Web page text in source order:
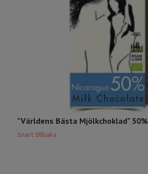
"Världens Bästa Mjölkchoklad" 50%
Snart tillbaka